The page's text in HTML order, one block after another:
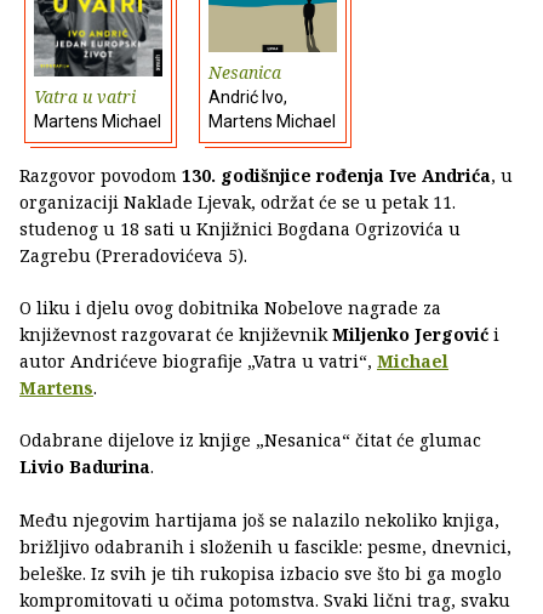
Vatra u vatri
Martens Michael
Nesanica
Andrić Ivo,
Martens Michael
Razgovor povodom 130. godišnjice rođenja Ive Andrića, u
organizaciji Naklade Ljevak, održat će se u petak 11.
studenog u 18 sati u Knjižnici Bogdana Ogrizovića u
Zagrebu (Preradovićeva 5).
O liku i djelu ovog dobitnika Nobelove nagrade za
književnost razgovarat će književnikMiljenko Jergović i
autor Andrićeve biografije „Vatra u vatri“, Michael
Martens.
Odabrane dijelove iz knjige „Nesanica“ čitat će glumac
Livio Badurina.
Među njegovim hartijama još se nalazilo nekoliko knjiga,
brižljivo odabranih i složenih u fascikle: pesme, dnevnici,
beleške. Iz svih je tih rukopisa izbacio sve što bi ga moglo
kompromitovati u očima potomstva. Svaki lični trag, svaku